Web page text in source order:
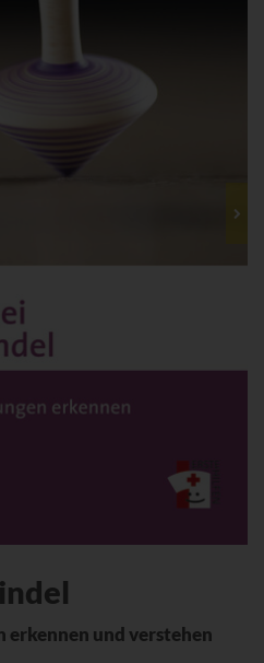
und verstehen